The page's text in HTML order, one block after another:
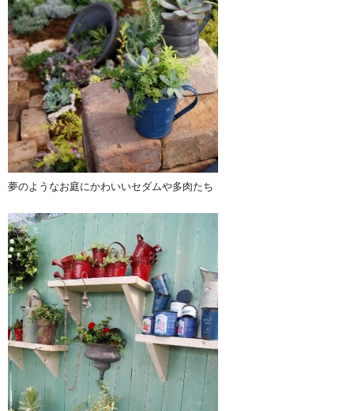
夢のようなお庭にかわいいセダムや多肉たち